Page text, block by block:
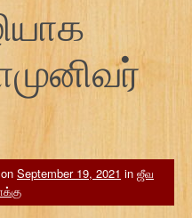
September 19, 2021 in ஜீவ